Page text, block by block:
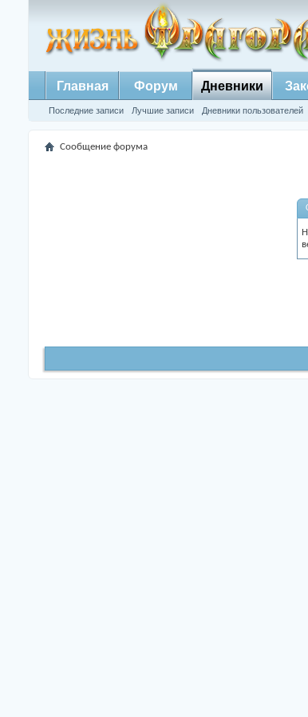
Главная Форум Дневники
Последние записи Лучшие записи Дневники пользователей
Сообщение форума